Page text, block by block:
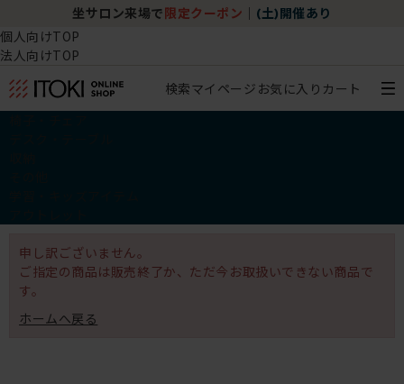
坐サロン来場で 限定クーポン (土)開催あり
個人向けTOP
法人向けTOP
検索マイページ お気に入り カート
申し訳ございません。
ご指定の商品は販売終了か、ただ今お取扱いできない商品で
す。
ホームへ戻る